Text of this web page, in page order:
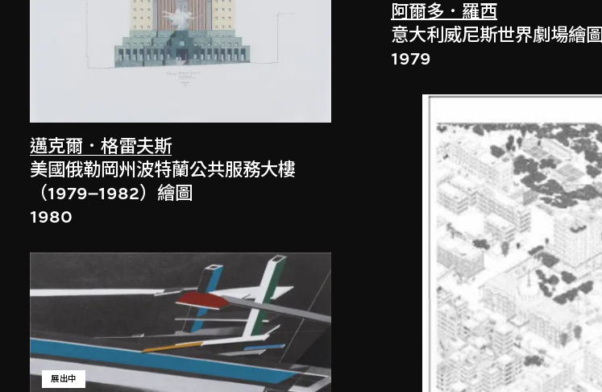
邁克爾．格雷夫斯
美國俄勒岡州波特蘭公共服務大樓
（1979–1982）繪圖
1980
展出中
阿爾多．羅西
意大利威尼斯世界劇場繪圖
1979